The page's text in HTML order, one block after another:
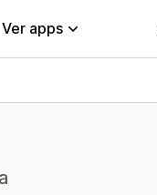
Ver apps